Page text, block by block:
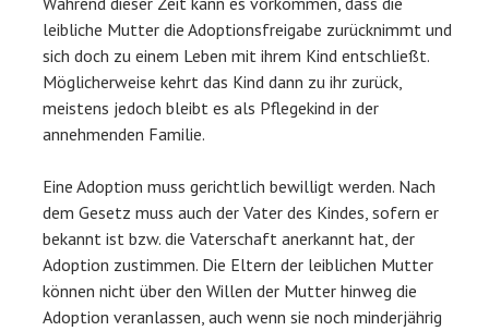
leibliche Mutter die Adoptionsfreigabe zurücknimmt und
sich doch zu einem Leben mit ihrem Kind entschließt.
Möglicherweise kehrt das Kind dann zu ihr zurück,
meistens jedoch bleibt es als Pflegekind in der
annehmenden Familie.
Eine Adoption muss gerichtlich bewilligt werden. Nach
dem Gesetz muss auch der Vater des Kindes, sofern er
bekannt ist bzw. die Vaterschaft anerkannt hat, der
Adoption zustimmen. Die Eltern der leiblichen Mutter
können nicht über den Willen der Mutter hinweg die
Adoption veranlassen, auch wenn sie noch minderjährig